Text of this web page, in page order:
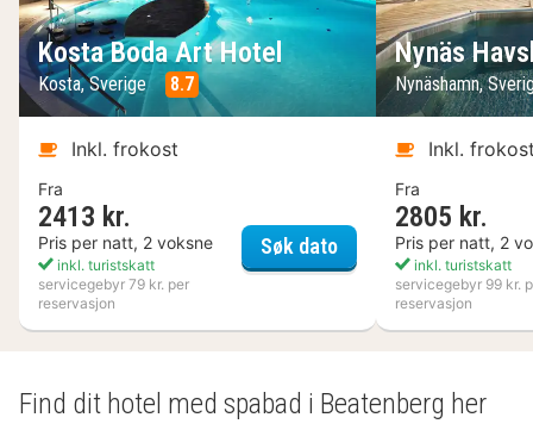
Kosta Boda Art Hotel
Kosta, Sverige 8.7
Inkl. frokost
Fra
2413 kr.
Pris per natt, 2 voksne
inkl. turistskatt
servicegebyr 79 kr. per
reservasjon
Søk datoKosta Boda Art Hotel
Nynäs
Nynäshamn,
Inkl.
Fra
2805 kr.
Pris per natt, 2
inkl. turistskatt
servicegebyr 99 kr.
reservasjon
Find dit hotel med spabad i Beatenberg her